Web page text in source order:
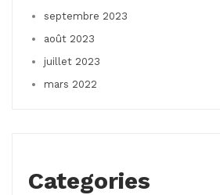
septembre 2023
août 2023
juillet 2023
mars 2022
Categories